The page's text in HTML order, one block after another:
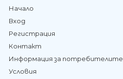
Начало
Вход
Регистрация
Контакт
Информация за потребителите
Условия